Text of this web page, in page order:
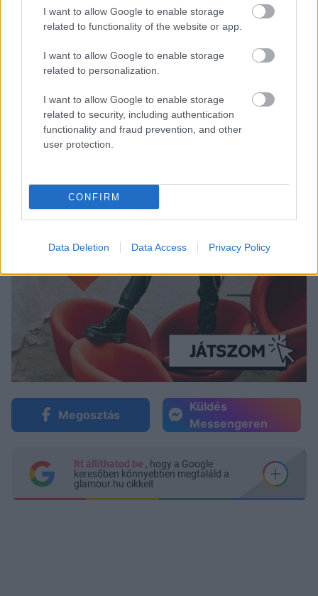
I want to allow Google to enable storage
related to functionality of the website or app.
I want to allow Google to enable storage
related to personalization.
I want to allow Google to enable storage
related to security, including authentication
functionality and fraud prevention, and other
user protection.
CONFIRM
Data Deletion Data Access Privacy Policy
Megosztás
Küldés
Messengeren
Itt állíthatod be , hogy a Google
keresőben könnyebben megtaláld a
glamour.hu cikkeit